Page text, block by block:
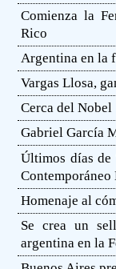
Comienza la
Rico
Argentina en la
Vargas Llosa,
Cerca del Nobel
Gabriel García
Últimos días de
Homenaje al
Se crea un
argentina en la